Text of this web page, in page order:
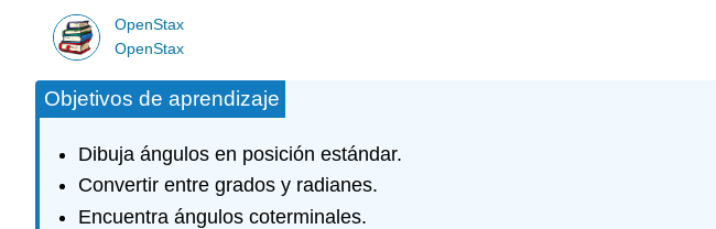
OpenStax
OpenStax
Objetivos de aprendizaje
Dibuja ángulos en posición estándar.
Convertir entre grados y radianes.
Encuentra ángulos coterminales.